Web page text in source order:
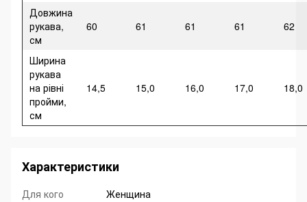
Довжина
рукава,
см
60 61 61 61 62
Ширина
рукава
на рівні
пройми,
см
14,5 15,0 16,0 17,0 18,0
Характеристики
Для кого
Женщина